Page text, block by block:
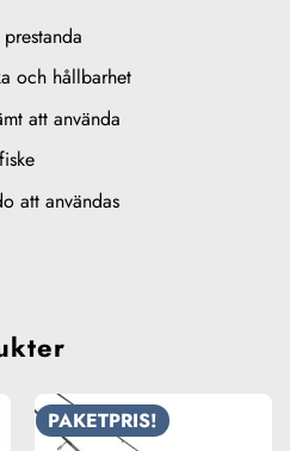
och hållbarhet
att använda
att användas
PAKETPRIS!